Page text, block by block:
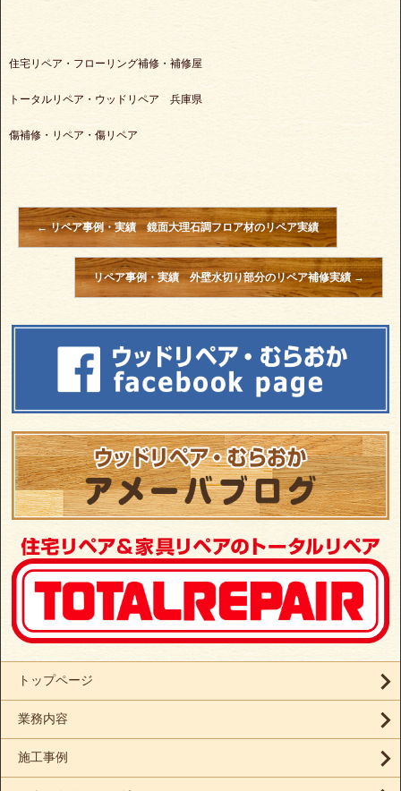
住宅リペア・フローリング補修・補修屋
トータルリペア・ウッドリペア 兵庫県
傷補修・リペア・傷リペア
←リペア事例・実績 鏡面大理石調フロア材のリペア実績
リペア事例・実績 外壁水切り部分のリペア補修実績→
トップページ
業務内容
施工事例